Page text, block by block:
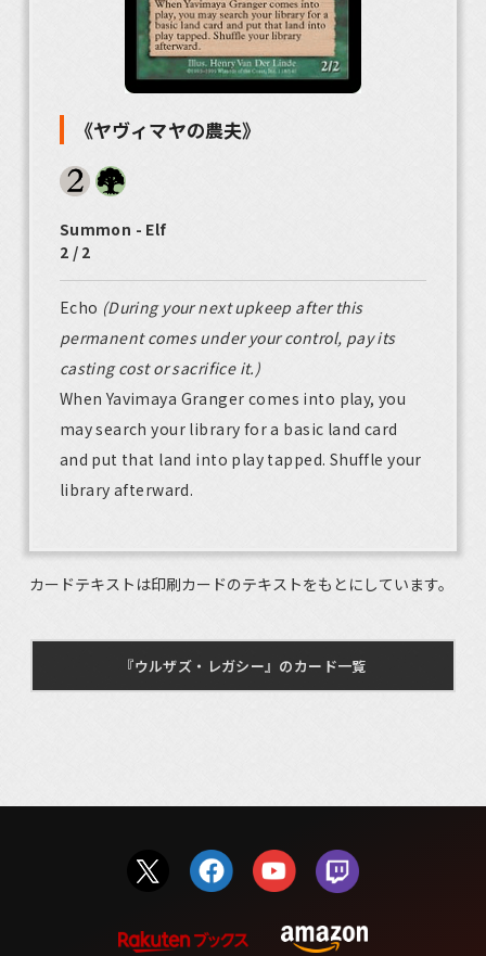
《ヤヴィマヤの農夫》
Summon - Elf
2 / 2
Echo (During your next upkeep after this
permanent comes under your control, pay its
casting cost or sacrifice it.)
When Yavimaya Granger comes into play, you
may search your library for a basic land card
and put that land into play tapped. Shuffle your
library afterward.
カードテキストは印刷カードのテキストをもとにしています。
『ウルザズ・レガシー』のカード一覧